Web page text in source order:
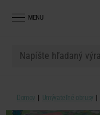
MENU
Domov Umývateľné obrusy